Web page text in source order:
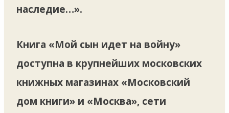
наследие…».
Книга «Мой сын идет на войну»
доступна в крупнейших московских
книжных магазинах «Московский
дом книги» и «Москва», сети